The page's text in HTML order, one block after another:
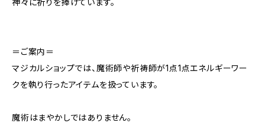
神々に祈りを捧げています。
＝ご案内＝
マジカルショップでは、魔術師や祈祷師が1点1点エネルギーワー
クを執り行ったアイテムを扱っています。
魔術はまやかしではありません。